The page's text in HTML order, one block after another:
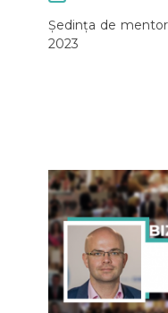
Ședința de
2023